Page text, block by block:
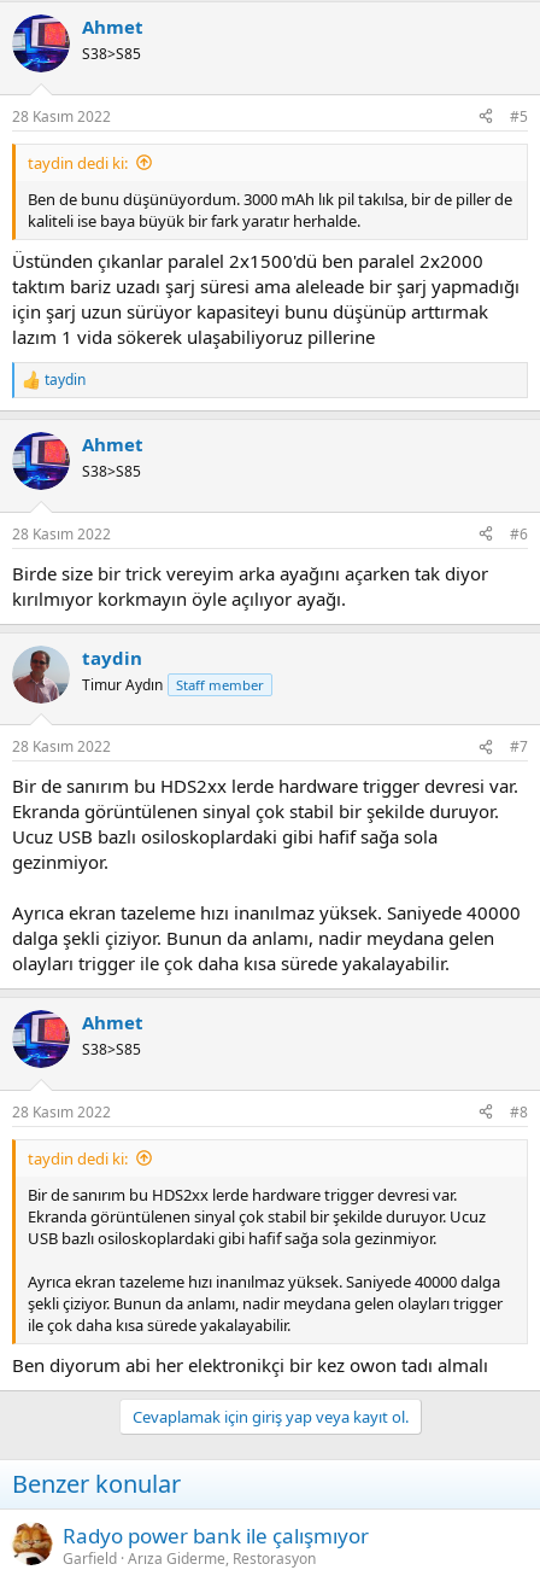
Ahmet
S38>S85
28 Kasım 2022 #5
taydin dedi ki:
Ben de bunu düşünüyordum. 3000 mAh lık pil takılsa, bir de piller de
kaliteli ise baya büyük bir fark yaratır herhalde.
Üstünden çıkanlar paralel 2x1500'dü ben paralel 2x2000
taktım bariz uzadı şarj süresi ama aleleade bir şarj yapmadığı
için şarj uzun sürüyor kapasiteyi bunu düşünüp arttırmak
lazım 1 vida sökerek ulaşabiliyoruz pillerine
R
e
c
t
i
s
taydin
Ahmet
S38>S85
28 Kasım 2022 #6
Birde size bir trick vereyim arka ayağını açarken tak diyor
kırılmıyor korkmayın öyle açılıyor ayağı.
taydin
Timur Aydın Staff member
28 Kasım 2022 #7
Bir de sanırım bu HDS2xx lerde hardware trigger devresi var.
Ekranda görüntülenen sinyal çok stabil bir şekilde duruyor.
Ucuz USB bazlı osiloskoplardaki gibi hafif sağa sola
gezinmiyor.
Ayrıca ekran tazeleme hızı inanılmaz yüksek. Saniyede 40000
dalga şekli çiziyor. Bunun da anlamı, nadir meydana gelen
olayları trigger ile çok daha kısa sürede yakalayabilir.
Ahmet
S38>S85
28 Kasım 2022 #8
taydin dedi ki:
Bir de sanırım bu HDS2xx lerde hardware trigger devresi var.
Ekranda görüntülenen sinyal çok stabil bir şekilde duruyor. Ucuz
USB bazlı osiloskoplardaki gibi hafif sağa sola gezinmiyor.
Ayrıca ekran tazeleme hızı inanılmaz yüksek. Saniyede 40000 dalga
şekli çiziyor. Bunun da anlamı, nadir meydana gelen olayları trigger
ile çok daha kısa sürede yakalayabilir.
Ben diyorum abi her elektronikçi bir kez owon tadı almalı
Cevaplamak için giriş yap veya kayıt ol.
Benzer konular
Radyo power bank ile çalışmıyor
Garfield Arıza Giderme, Restorasyon